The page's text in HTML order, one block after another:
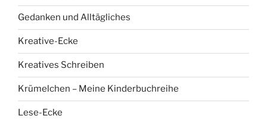
Gedanken und Alltägliches
Kreative-Ecke
Kreatives Schreiben
Krümelchen – Meine Kinderbuchreihe
Lese-Ecke